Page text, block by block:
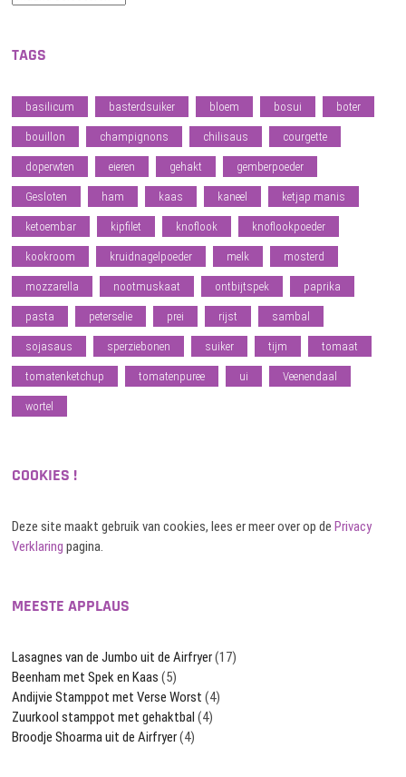
TAGS
basilicum basterdsuiker bloem bosui boter
bouillon champignons chilisaus courgette
doperwten eieren gehakt gemberpoeder
Gesloten ham kaas kaneel ketjap manis
ketoembar kipfilet knoflook knoflookpoeder
kookroom kruidnagelpoeder melk mosterd
mozzarella nootmuskaat ontbijtspek paprika
pasta peterselie prei rijst sambal
sojasaus sperziebonen suiker tijm tomaat
tomatenketchup tomatenpuree ui Veenendaal
wortel
COOKIES !
Deze site maakt gebruik van cookies, lees er meer over op dePrivacy
Verklaring pagina.
MEESTE APPLAUS
Lasagnes van de Jumbo uit de Airfryer(17)
Beenham met Spek en Kaas (5)
Andijvie Stamppot met Verse Worst (4)
Zuurkool stamppot met gehaktbal (4)
Broodje Shoarma uit de Airfryer(4)